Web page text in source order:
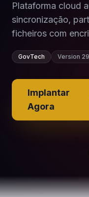
Plataforma cloud
sincronização,
ficheiros com
GovTech Version
Implantar
Agora